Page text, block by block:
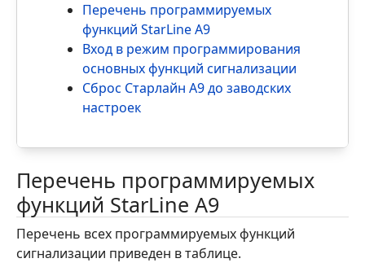
Перечень программируемых
функций StarLine A9
Вход в режим программирования
основных функций сигнализации
Сброс Старлайн А9 до заводских
настроек
Перечень программируемых
функций StarLine A9
Перечень всех программируемых функций
сигнализации приведен в таблице.